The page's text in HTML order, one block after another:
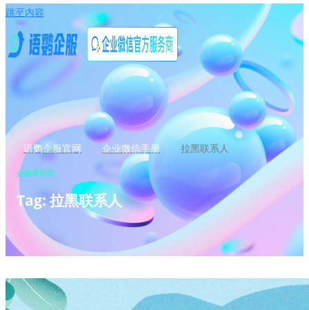
跳至内容
语鹦企服官网 企业微信手册 拉黑联系人
企微研究院
Tag: 拉黑联系人